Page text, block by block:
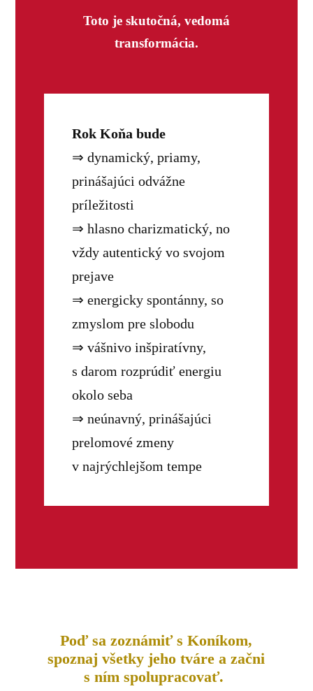
Toto je skutočná, vedomá
transformácia.
Rok Koňa bude
⇒ dynamický, priamy,
prinášajúci odvážne
príležitosti
⇒ hlasno charizmatický, no
vždy autentický vo svojom
prejave
⇒ energicky spontánny, so
zmyslom pre slobodu
⇒ vášnivo inšpiratívny,
s darom rozprúdiť energiu
okolo seba
⇒ neúnavný, prinášajúci
prelomové zmeny
v najrýchlejšom tempe
Poď sa zoznámiť s Koníkom,
spoznaj všetky jeho tváre a začni
s ním spolupracovať.